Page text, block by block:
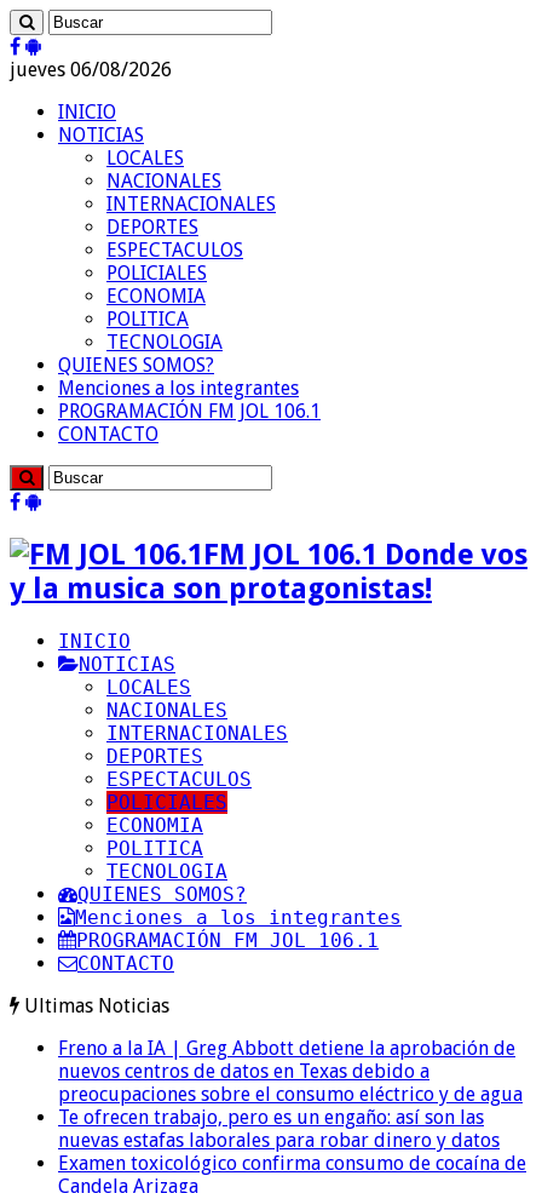
jueves 06/08/2026
INICIO
NOTICIAS
LOCALES
NACIONALES
INTERNACIONALES
DEPORTES
ESPECTACULOS
POLICIALES
ECONOMIA
POLITICA
TECNOLOGIA
QUIENES SOMOS?
Menciones a los integrantes
PROGRAMACIÓN FM JOL 106.1
CONTACTO
FM JOL 106.1 Donde vos
y la musica son protagonistas!
INICIO
NOTICIAS
LOCALES
NACIONALES
INTERNACIONALES
DEPORTES
ESPECTACULOS
POLICIALES
ECONOMIA
POLITICA
TECNOLOGIA
QUIENES SOMOS?
Menciones a los integrantes
PROGRAMACIÓN FM JOL 106.1
CONTACTO
Ultimas Noticias
Freno a la IA | Greg Abbott detiene la aprobación de
nuevos centros de datos en Texas debido a
preocupaciones sobre el consumo eléctrico y de agua
Te ofrecen trabajo, pero es un engaño: así son las
nuevas estafas laborales para robar dinero y datos
Examen toxicológico confirma consumo de cocaína de
Candela Arizaga